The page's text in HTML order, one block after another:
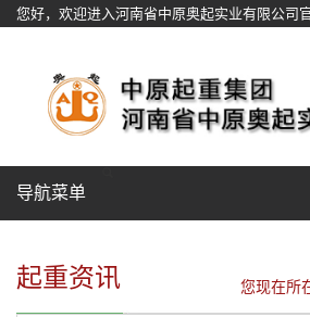
您好，欢迎进入河南省中原奥起实业有限公司官
导航菜单
起重资讯 您现在所